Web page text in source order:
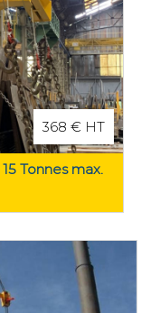
368 € HT
Tonnes max.